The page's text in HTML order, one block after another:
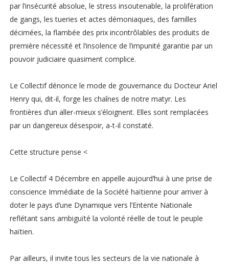
par l’insécurité absolue, le stress insoutenable, la prolifération
de gangs, les tueries et actes démoniaques, des familles
décimées, la flambée des prix incontrôlables des produits de
première nécessité et l’insolence de l’impunité garantie par un
pouvoir judiciaire quasiment complice.
Le Collectif dénonce le mode de gouvernance du Docteur Ariel
Henry qui, dit-il, forge les chaînes de notre matyr. Les
frontières d’un aller-mieux s’éloignent. Elles sont remplacées
par un dangereux désespoir, a-t-il constaté.
Cette structure pense <
Le Collectif 4 Décembre en appelle aujourd’hui à une prise de
conscience Immédiate de la Société haïtienne pour arriver à
doter le pays d’une Dynamique vers l’Entente Nationale
reflétant sans ambiguïté la volonté réelle de tout le peuple
haïtien.
Par ailleurs, il invite tous les secteurs de la vie nationale à